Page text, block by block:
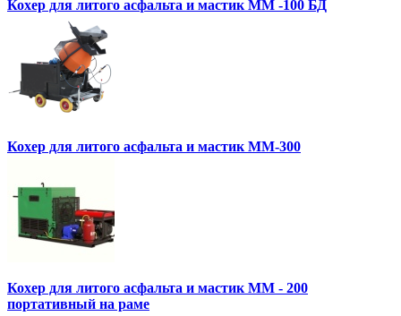
Кохер для литого асфальта и мастик MM -100 БД
Кохер для литого асфальта и мастик MM-300
Кохер для литого асфальта и мастик MM - 200
портативный на раме